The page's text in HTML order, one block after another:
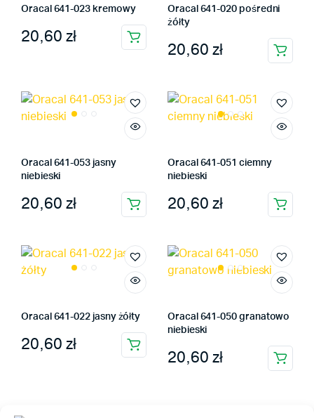
Oracal 641-023 kremowy
20,60 zł
Ten
wiele
wariantów.
wybrać
na
stronie
produktu
Oracal 641-020 pośredni
żółty
20,60 zł
Ten
ma
wariantów.
można
wybrać
stronie
Oracal 641-053 jasny
niebieski
20,60 zł
Ten
ma
wariantów.
można
na
Oracal 641-051 ciemny
niebieski
20,60 zł
Ten
ma
wariantów.
można
wybrać
stronie
Oracal 641-022 jasny żółty
20,60 zł
Ten
Oracal 641-050 granatowo
niebieski
20,60 zł
Ten